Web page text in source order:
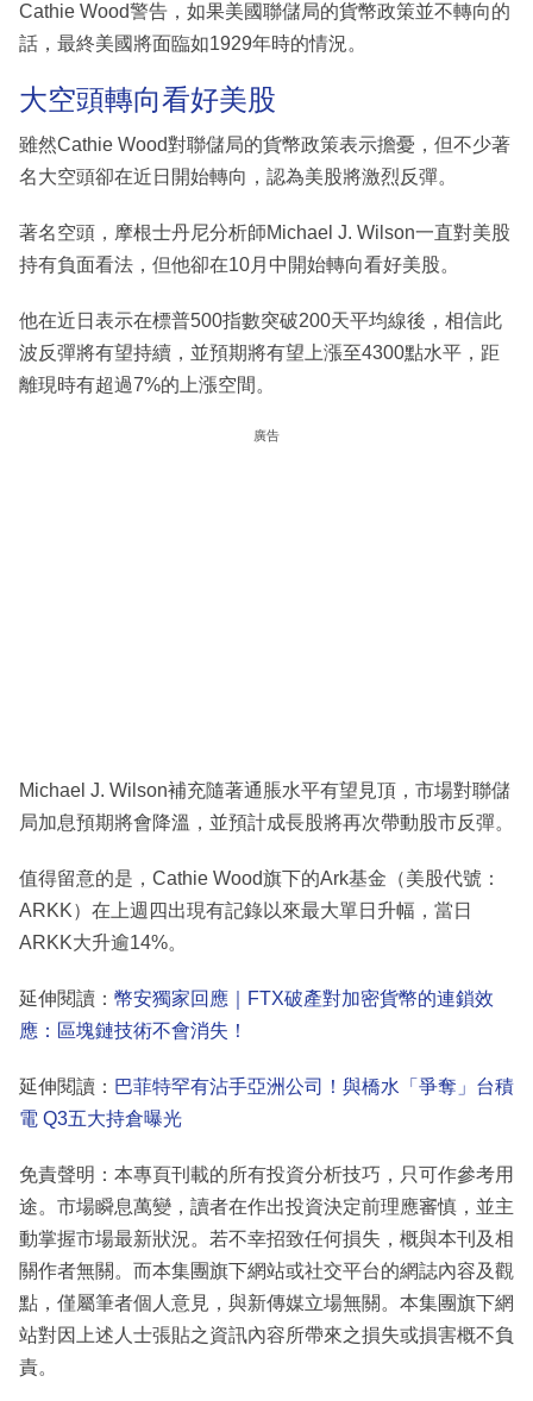
Cathie Wood警告，如果美國聯儲局的貨幣政策並不轉向的
話，最終美國將面臨如1929年時的情況。
大空頭轉向看好美股
雖然Cathie Wood對聯儲局的貨幣政策表示擔憂，但不少著
名大空頭卻在近日開始轉向，認為美股將激烈反彈。
著名空頭，摩根士丹尼分析師Michael J. Wilson一直對美股
持有負面看法，但他卻在10月中開始轉向看好美股。
他在近日表示在標普500指數突破200天平均線後，相信此
波反彈將有望持續，並預期將有望上漲至4300點水平，距
離現時有超過7%的上漲空間。
廣告
Michael J. Wilson補充隨著通脹水平有望見頂，市場對聯儲
局加息預期將會降溫，並預計成長股將再次帶動股市反彈。
值得留意的是，Cathie Wood旗下的Ark基金（美股代號：
ARKK）在上週四出現有記錄以來最大單日升幅，當日
ARKK大升逾14%。
延伸閱讀： 幣安獨家回應｜FTX破產對加密貨幣的連鎖效
應：區塊鏈技術不會消失！
延伸閱讀： 巴菲特罕有沾手亞洲公司！與橋水「爭奪」台積
電 Q3五大持倉曝光
免責聲明：本專頁刊載的所有投資分析技巧，只可作參考用
途。市場瞬息萬變，讀者在作出投資決定前理應審慎，並主
動掌握市場最新狀況。若不幸招致任何損失，概與本刊及相
關作者無關。而本集團旗下網站或社交平台的網誌內容及觀
點，僅屬筆者個人意見，與新傳媒立場無關。本集團旗下網
站對因上述人士張貼之資訊內容所帶來之損失或損害概不負
責。